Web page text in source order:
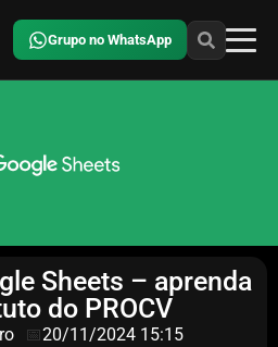
Grupo no WhatsApp
Sheets – aprenda
do PROCV
📅20/11/2024 15:15